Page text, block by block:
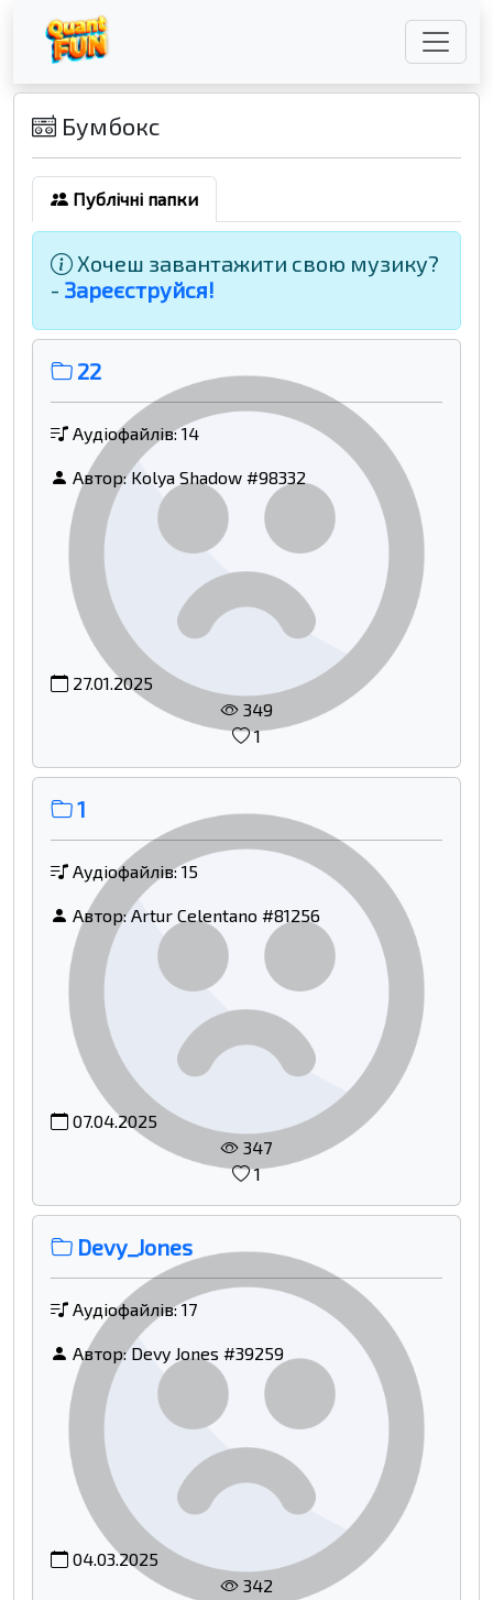
Бумбокс
Публічні папки
Хочеш завантажити свою музику?
- Зареєструйся!
22
Аудіофайлів: 14
Автор:Kolya Shadow #98332
27.01.2025
349
1
1
Аудіофайлів: 15
Автор:Artur Celentano #81256
07.04.2025
347
1
Devy_Jones
Аудіофайлів: 17
Автор:Devy Jones #39259
04.03.2025
342